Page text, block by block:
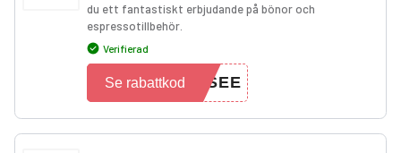
du ett fantastiskt erbjudande på bönor och
espressotillbehör.
Verifierad
ASEE
Se rabattkod